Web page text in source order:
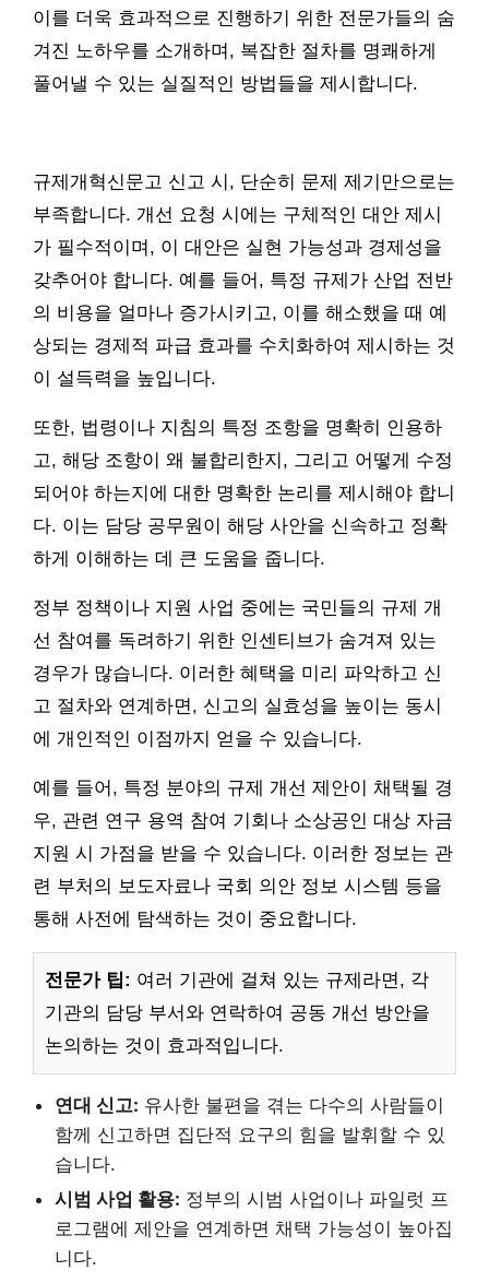
이를 더욱 효과적으로 진행하기 위한 전문가들의 숨
겨진 노하우를 소개하며, 복잡한 절차를 명쾌하게
풀어낼 수 있는 실질적인 방법들을 제시합니다.
규제개혁신문고 신고 시, 단순히 문제 제기만으로는
부족합니다. 개선 요청 시에는 구체적인 대안 제시
가 필수적이며, 이 대안은 실현 가능성과 경제성을
갖추어야 합니다. 예를 들어, 특정 규제가 산업 전반
의 비용을 얼마나 증가시키고, 이를 해소했을 때 예
상되는 경제적 파급 효과를 수치화하여 제시하는 것
이 설득력을 높입니다.
또한, 법령이나 지침의 특정 조항을 명확히 인용하
고, 해당 조항이 왜 불합리한지, 그리고 어떻게 수정
되어야 하는지에 대한 명확한 논리를 제시해야 합니
다. 이는 담당 공무원이 해당 사안을 신속하고 정확
하게 이해하는 데 큰 도움을 줍니다.
정부 정책이나 지원 사업 중에는 국민들의 규제 개
선 참여를 독려하기 위한 인센티브가 숨겨져 있는
경우가 많습니다. 이러한 혜택을 미리 파악하고 신
고 절차와 연계하면, 신고의 실효성을 높이는 동시
에 개인적인 이점까지 얻을 수 있습니다.
예를 들어, 특정 분야의 규제 개선 제안이 채택될 경
우, 관련 연구 용역 참여 기회나 소상공인 대상 자금
지원 시 가점을 받을 수 있습니다. 이러한 정보는 관
련 부처의 보도자료나 국회 의안 정보 시스템 등을
통해 사전에 탐색하는 것이 중요합니다.
전문가 팁: 여러 기관에 걸쳐 있는 규제라면, 각
기관의 담당 부서와 연락하여 공동 개선 방안을
논의하는 것이 효과적입니다.
연대 신고: 유사한 불편을 겪는 다수의 사람들이
함께 신고하면 집단적 요구의 힘을 발휘할 수 있
습니다.
시범 사업 활용: 정부의 시범 사업이나 파일럿 프
로그램에 제안을 연계하면 채택 가능성이 높아집
니다.